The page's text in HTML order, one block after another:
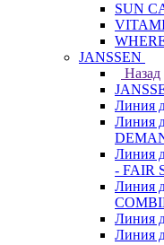
SUN
JANSSEN
Назад
Линия
Линия
Линия
- FAIR
Линия
Линия
Линия